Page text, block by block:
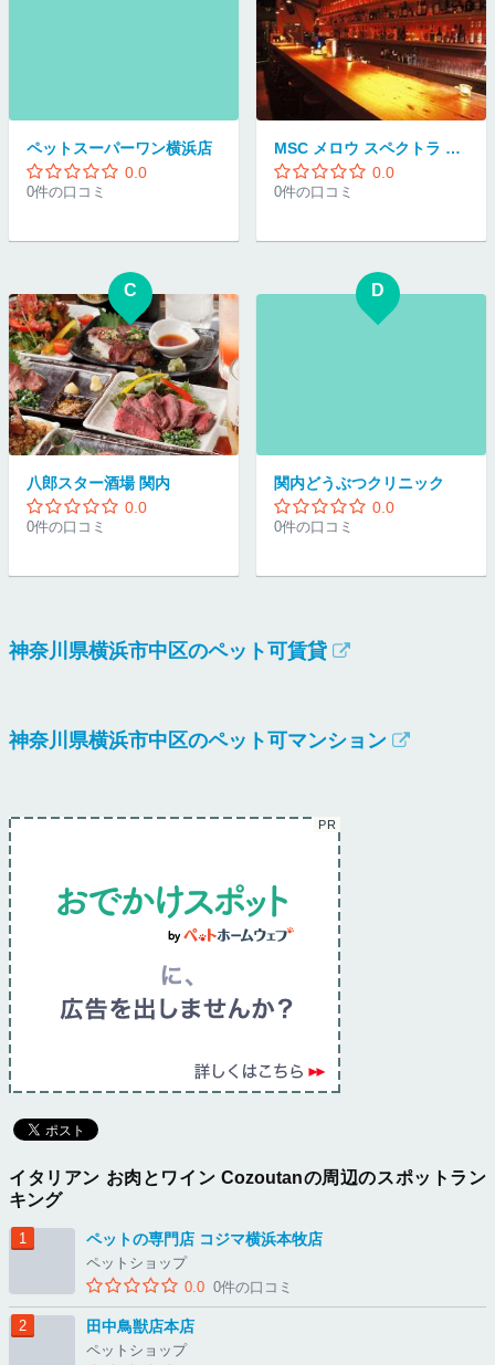
ペットスーパーワン横浜店
0.0
0件の口コミ
MSC メロウ スペクトラ カフェ
0.0
0件の口コミ
C
八郎スター酒場 関内
0.0
0件の口コミ
D
関内どうぶつクリニック
0.0
0件の口コミ
神奈川県横浜市中区のペット可賃貸
神奈川県横浜市中区のペット可マンション
イタリアン お肉とワイン Cozoutanの周辺のスポットラン
キング
ペットの専門店 コジマ横浜本牧店
ペットショップ
0.0 0件の口コミ
田中鳥獣店本店
ペットショップ